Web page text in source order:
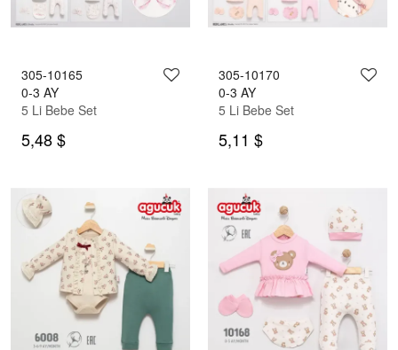
305-10165
0-3 AY
5 Li Bebe Set
5,48 $
305-10170
0-3 AY
5 Li Bebe Set
5,11 $